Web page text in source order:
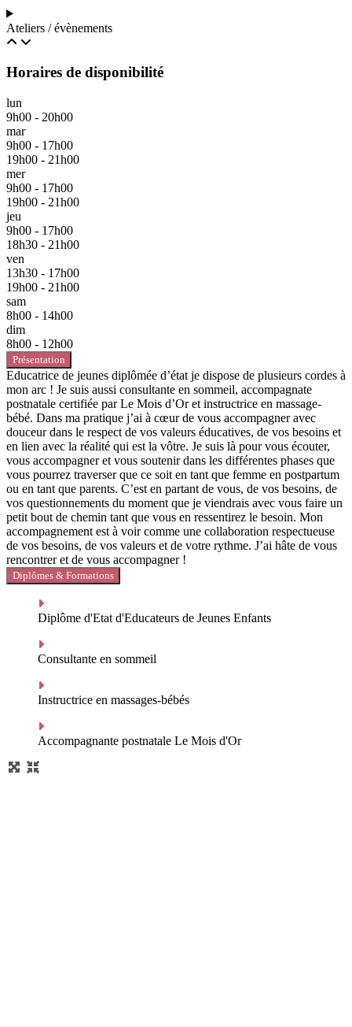
Ateliers / évènements
Horaires de disponibilité
lun
9h00 - 20h00
mar
9h00 - 17h00
19h00 - 21h00
mer
9h00 - 17h00
19h00 - 21h00
jeu
9h00 - 17h00
18h30 - 21h00
ven
13h30 - 17h00
19h00 - 21h00
sam
8h00 - 14h00
dim
8h00 - 12h00
Présentation
Educatrice de jeunes diplômée d’état je dispose de plusieurs cordes à
mon arc ! Je suis aussi consultante en sommeil, accompagnate
postnatale certifiée par Le Mois d’Or et instructrice en massage-
bébé. Dans ma pratique j’ai à cœur de vous accompagner avec
douceur dans le respect de vos valeurs éducatives, de vos besoins et
en lien avec la réalité qui est la vôtre. Je suis là pour vous écouter,
vous accompagner et vous soutenir dans les différentes phases que
vous pourrez traverser que ce soit en tant que femme en postpartum
ou en tant que parents. C’est en partant de vous, de vos besoins, de
vos questionnements du moment que je viendrais avec vous faire un
petit bout de chemin tant que vous en ressentirez le besoin. Mon
accompagnement est à voir comme une collaboration respectueuse
de vos besoins, de vos valeurs et de votre rythme. J’ai hâte de vous
rencontrer et de vous accompagner !
Diplômes & Formations
Diplôme d'Etat d'Educateurs de Jeunes Enfants
Consultante en sommeil
Instructrice en massages-bébés
Accompagnante postnatale Le Mois d'Or